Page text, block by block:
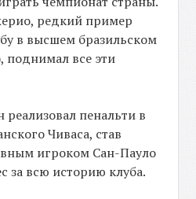
редкий пример
в высшем бразильском
поднимал все эти
пенальти в
Чиваса, став
игроком Сан-Пауло
за всю историю клуба.